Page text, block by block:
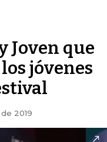
Joven que
jóvenes
2019